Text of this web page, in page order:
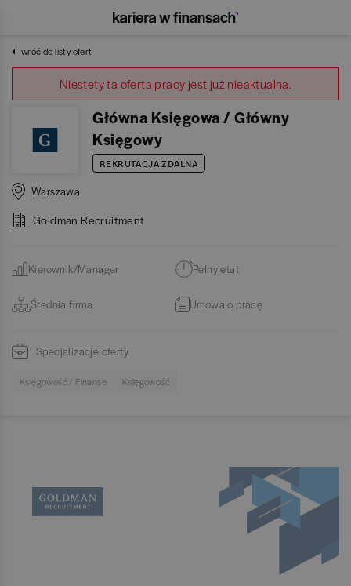
wróć do listy ofert
Niestety ta oferta pracy jest już nieaktualna.
Główna Księgowa / Główny
Księgowy
REKRUTACJA ZDALNA
Warszawa
Goldman Recruitment
Kierownik/Manager Pełny etat
Średnia firma Umowa o pracę
Specjalizacje oferty
Księgowość / Finanse Księgowość